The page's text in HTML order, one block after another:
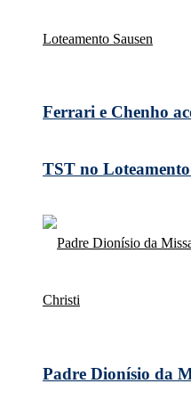
Ferrari e Chenho
TST no Loteamento
Padre Dionísio da